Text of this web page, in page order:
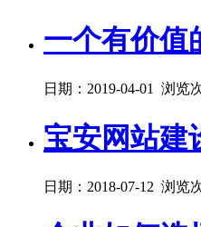
一个有价值
日期：2019-04-01 浏览
宝安网站建
日期：2018-07-12 浏览